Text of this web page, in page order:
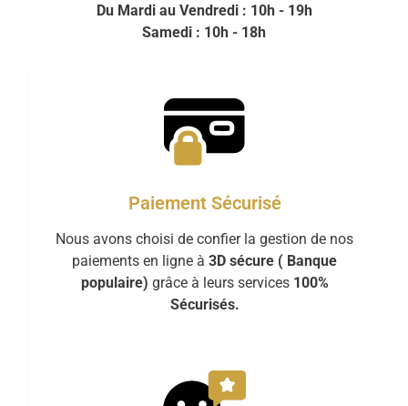
Du Mardi au Vendredi : 10h - 19h
Samedi : 10h - 18h
Paiement Sécurisé
Nous avons choisi de confier la gestion de nos
paiements en ligne à 3D sécure ( Banque
populaire) grâce à leurs services 100%
Sécurisés.